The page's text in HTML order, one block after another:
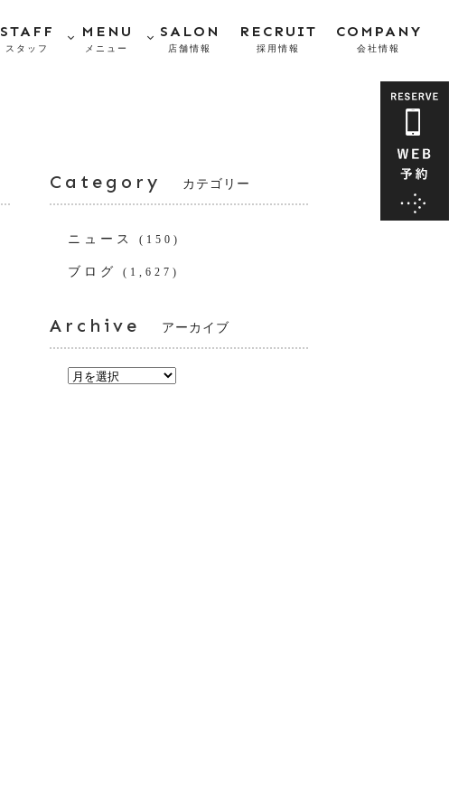
STAFF
スタッフ
MENU
メニュー
SALON
店舗情報
RECRUIT
採用情報
COMPANY
会社情報
Category カテゴリー
ニュース (150)
ブログ (1,627)
Archive アーカイブ